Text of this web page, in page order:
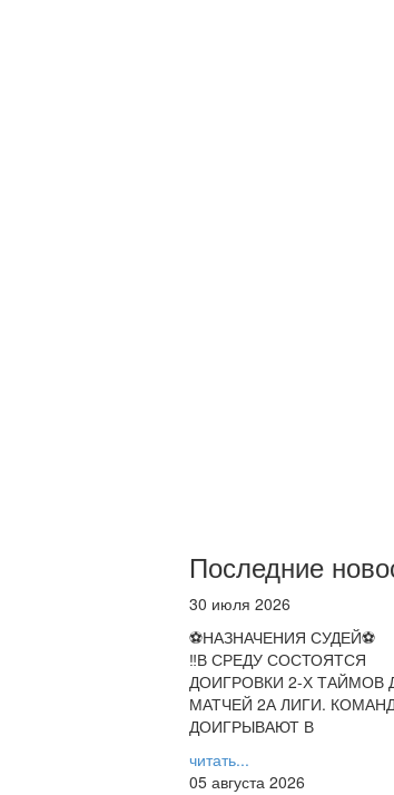
Последние
30 июля 2026
⚽НАЗНАЧЕНИЯ СУДЕЙ⚽
‼В СРЕДУ СОСТОЯТСЯ
ДОИГРОВКИ 2-Х ТАЙМОВ
МАТЧЕЙ 2А ЛИГИ.
ДОИГРЫВАЮТ В
читать...
05 августа 2026